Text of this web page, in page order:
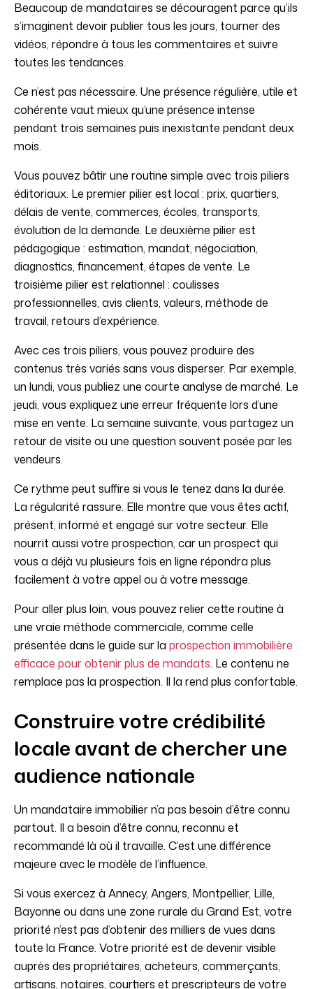
Beaucoup de mandataires se découragent parce qu’ils
s’imaginent devoir publier tous les jours, tourner des
vidéos, répondre à tous les commentaires et suivre
toutes les tendances.
Ce n’est pas nécessaire. Une présence régulière, utile et
cohérente vaut mieux qu’une présence intense
pendant trois semaines puis inexistante pendant deux
mois.
Vous pouvez bâtir une routine simple avec trois piliers
éditoriaux. Le premier pilier est local : prix, quartiers,
délais de vente, commerces, écoles, transports,
évolution de la demande. Le deuxième pilier est
pédagogique : estimation, mandat, négociation,
diagnostics, financement, étapes de vente. Le
troisième pilier est relationnel : coulisses
professionnelles, avis clients, valeurs, méthode de
travail, retours d’expérience.
Avec ces trois piliers, vous pouvez produire des
contenus très variés sans vous disperser. Par exemple,
un lundi, vous publiez une courte analyse de marché. Le
jeudi, vous expliquez une erreur fréquente lors d’une
mise en vente. La semaine suivante, vous partagez un
retour de visite ou une question souvent posée par les
vendeurs.
Ce rythme peut suffire si vous le tenez dans la durée.
La régularité rassure. Elle montre que vous êtes actif,
présent, informé et engagé sur votre secteur. Elle
nourrit aussi votre prospection, car un prospect qui
vous a déjà vu plusieurs fois en ligne répondra plus
facilement à votre appel ou à votre message.
Pour aller plus loin, vous pouvez relier cette routine à
une vraie méthode commerciale, comme celle
présentée dans le guide sur la prospection immobilière
efficace pour obtenir plus de mandats. Le contenu ne
remplace pas la prospection. Il la rend plus confortable.
Construire votre crédibilité
locale avant de chercher une
audience nationale
Un mandataire immobilier n’a pas besoin d’être connu
partout. Il a besoin d’être connu, reconnu et
recommandé là où il travaille. C’est une différence
majeure avec le modèle de l’influence.
Si vous exercez à Annecy, Angers, Montpellier, Lille,
Bayonne ou dans une zone rurale du Grand Est, votre
priorité n’est pas d’obtenir des milliers de vues dans
toute la France. Votre priorité est de devenir visible
auprès des propriétaires, acheteurs, commerçants,
artisans, notaires, courtiers et prescripteurs de votre